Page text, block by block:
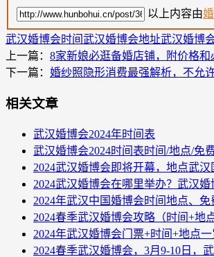
以上内容由
武汉婚博会时间 武汉婚博会地址武汉婚博
上一篇： 8家新娘必逛备婚店铺，附价格和
下一篇： 婚纱照隐形消费最强解析，不允
相关文章
武汉婚博会2024年时间表
武汉婚博会2024时间表时间/地点/免
2024武汉婚博会即将开幕，地点武汉
2024武汉婚博会在哪里举办？武汉婚
2024年武汉中国婚博会时间地点、免
2024春季武汉婚博会攻略（时间+地
2024年武汉婚博会门票+时间+地点一
2024春季武汉婚博会，3月9-10日，